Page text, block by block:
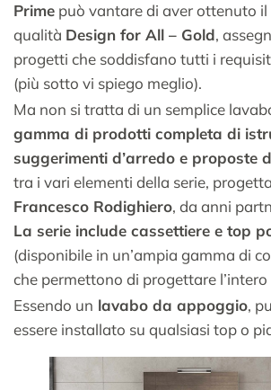
Prime può vantare di aver ottenuto il
qualità Design for All – Gold,
progetti che soddisfano tutti i
(più sotto vi spiego meglio).
Ma non si tratta di un semplice
gamma di prodotti completa di
suggerimenti d’arredo e proposte
tra i vari elementi della serie,
Francesco Rodighiero, da anni
La serie include cassettiere e top
(disponibile in un’ampia gamma di
che permettono di progettare
Essendo un lavabo da appoggio,
essere installato su qualsiasi top o